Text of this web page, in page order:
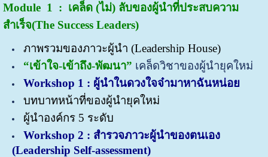
Module 1 : เคล็ด (ไม่) ลับของผู้นำที่ประสบความ
สำเร็จ(The Success Leaders)
ภาพรวมของภาวะผู้นำ (Leadership House)
“เข้าใจ-เข้าถึง-พัฒนา” เคล็ดวิชาของผู้นำยุคใหม่
Workshop 1 : ผู้นำในดวงใจจ๋ามาหาฉันหน่อย
บทบาทหน้าที่ของผู้นำยุคใหม่
ผู้นำองค์กร 5 ระดับ
Workshop 2 : สำรวจภาวะผู้นำของตนเอง
(Leadership Self-assessment)